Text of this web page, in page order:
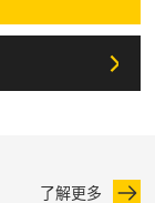
了解更多